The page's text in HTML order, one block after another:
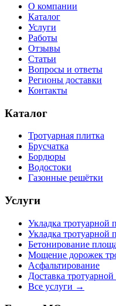
О компании
Каталог
Услуги
Работы
Отзывы
Статьи
Вопросы и ответы
Регионы доставки
Контакты
Каталог
Тротуарная плитка
Брусчатка
Бордюры
Водостоки
Газонные решётки
Услуги
Укладка тротуарной
Укладка тротуарной
Бетонирование
Мощение дорожек
Асфальтирование
Доставка
Все услуги →